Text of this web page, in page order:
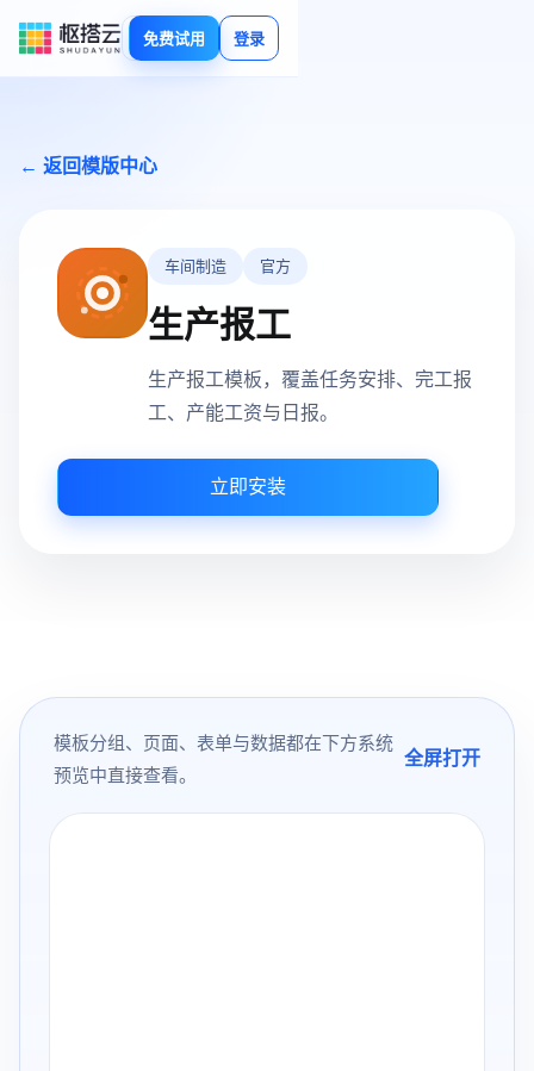
免费试用 登录
← 返回模版中心
车间制造 官方
生产报工
生产报工模板，覆盖任务安排、完工报
工、产能工资与日报。
立即安装
模板分组、页面、表单与数据都在下方系统
预览中直接查看。
全屏打开